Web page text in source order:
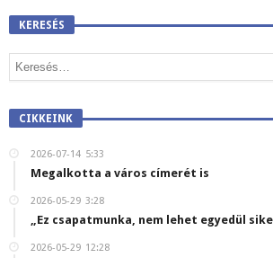
KERESÉS
CIKKEINK
2026-07-14 5:33
Megalkotta a város címerét is
2026-05-29 3:28
„Ez csapatmunka, nem lehet egyedül
2026-05-29 12:28